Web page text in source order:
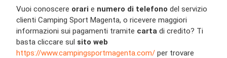
Vuoi conoscere orari e numero di telefono del servizio
clienti Camping Sport Magenta, o ricevere maggiori
informazioni sui pagamenti tramite carta di credito? Ti
basta cliccare sul sito web
https://www.campingsportmagenta.com/ per trovare